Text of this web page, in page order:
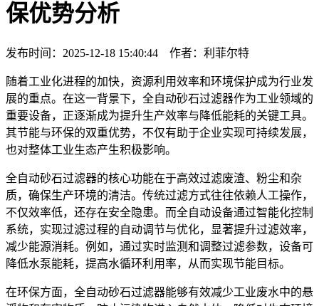
保优势分析
发布时间：2025-12-18 15:40:44 作者：利菲尔特
随着工业化进程的加快，资源利用效率和环境保护成为行业发
展的重点。在这一背景下，全自动砂石过滤器作为工业领域的
重要设备，正逐渐成为提升生产效率与降低能耗的关键工具。
其节能与环保的双重优势，不仅有助于企业实现可持续发展，
也对整体工业生态产生积极影响。
全自动砂石过滤器的核心功能在于高效过滤废渣、粉尘和杂
质，确保生产环境的清洁。传统过滤方式往往依赖人工操作，
不仅效率低，还存在安全隐患。而全自动设备通过智能化控制
系统，实现过滤过程的自动调节与优化，显著提升过滤效率，
减少能源消耗。例如，通过实时监测和调整过滤参数，设备可
降低水泵能耗，提高水循环利用率，从而实现节能目标。
在环保方面，全自动砂石过滤器能够有效减少工业废水中的悬